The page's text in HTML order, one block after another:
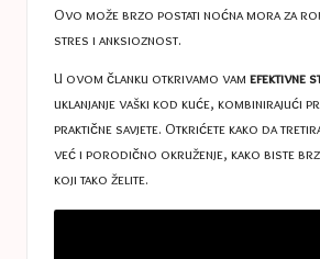
Ovo može brzo postati noćna mora za
stres i anksioznost.
U ovom članku otkrivamo vam efektivne
uklanjanje vaški kod kuće, kombinirajući
praktične savjete. Otkrićete kako da
već i porodično okruženje, kako biste
koji tako želite.